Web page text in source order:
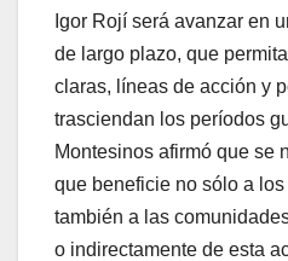
Igor Rojí será avanzar en
de largo plazo, que
claras, líneas de acción y
trasciendan los períodos
Montesinos afirmó que se
que beneficie no sólo a
también a las
o indirectamente de esta